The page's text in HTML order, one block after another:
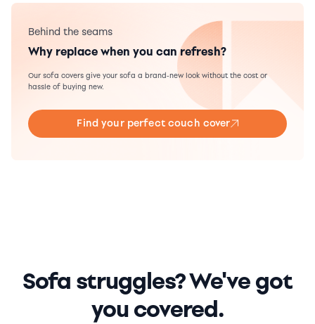
Behind the seams
Why replace when you can refresh?
Our sofa covers give your sofa a brand-new look without the cost or
hassle of buying new.
Find your perfect couch cover
Sofa struggles? We've got
you covered.